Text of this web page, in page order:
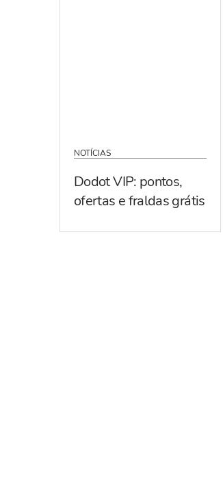
NOTÍCIAS
Dodot VIP: pontos,
ofertas e fraldas grátis